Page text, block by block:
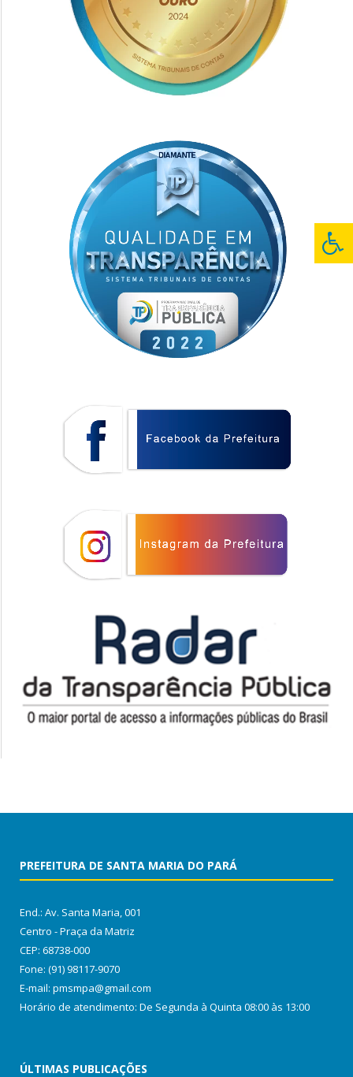
PREFEITURA DE SANTA MARIA DO PARÁ
End.: Av. Santa Maria, 001
Centro - Praça da Matriz
CEP: 68738-000
Fone: (91) 98117-9070
E-mail: pmsmpa@gmail.com
Horário de atendimento: De Segunda à Quinta 08:00 às 13:00
ÚLTIMAS PUBLICAÇÕES